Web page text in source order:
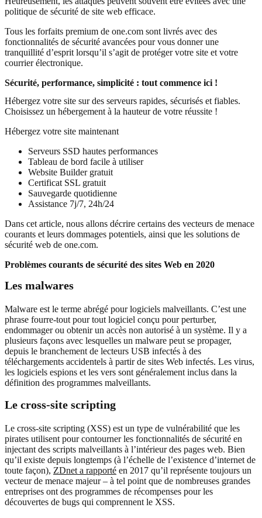
politique de sécurité de site web efficace.
Tous les forfaits premium de one.com sont livrés avec des
fonctionnalités de sécurité avancées pour vous donner une
tranquillité d’esprit lorsqu’il s’agit de protéger votre site et votre
courrier électronique.
Sécurité, performance, simplicité : tout commence ici !
Hébergez votre site sur des serveurs rapides, sécurisés et fiables.
Choisissez un hébergement à la hauteur de votre réussite !
Hébergez votre site maintenant
Serveurs SSD hautes performances
Tableau de bord facile à utiliser
Website Builder gratuit
Certificat SSL gratuit
Sauvegarde quotidienne
Assistance 7j/7, 24h/24
Dans cet article, nous allons décrire certains des vecteurs de menace
courants et leurs dommages potentiels, ainsi que les solutions de
sécurité web de one.com.
Problèmes courants de sécurité des sites Web en 2020
Les malwares
Malware est le terme abrégé pour logiciels malveillants. C’est une
phrase fourre-tout pour tout logiciel conçu pour perturber,
endommager ou obtenir un accès non autorisé à un système. Il y a
plusieurs façons avec lesquelles un malware peut se propager,
depuis le branchement de lecteurs USB infectés à des
téléchargements accidentels à partir de sites Web infectés. Les virus,
les logiciels espions et les vers sont généralement inclus dans la
définition des programmes malveillants.
Le cross-site scripting
Le cross-site scripting (XSS) est un type de vulnérabilité que les
pirates utilisent pour contourner les fonctionnalités de sécurité en
injectant des scripts malveillants à l’intérieur des pages web. Bien
qu’il existe depuis longtemps (à l’échelle de l’existence d’internet de
toute façon), ZDnet a rapporté en 2017 qu’il représente toujours un
vecteur de menace majeur – à tel point que de nombreuses grandes
entreprises ont des programmes de récompenses pour les
découvertes de bugs qui comprennent le XSS.